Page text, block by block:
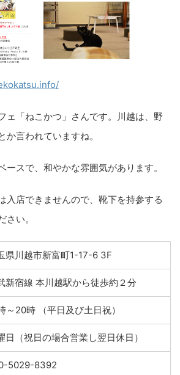
ェ「ねこかつ」さんです。川越は、野
か言われていますね。
ースで、和やかな雰囲気があります。
入店できませんので、靴下を持参する
い。
県川越市新富町1-17-6 3F
新宿線 本川越駅から徒歩約２分
～20時 （平日及び土日祝）
日（祝日の場合営業し翌日休日）
5029-8392